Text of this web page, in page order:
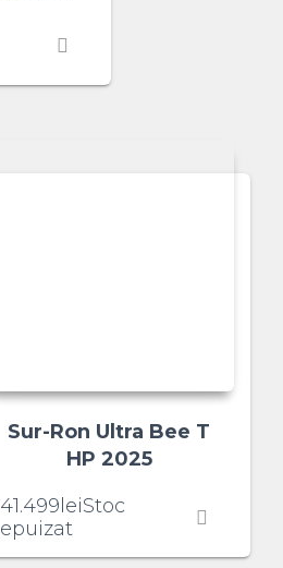
Sur-Ron Ultra Bee T
HP 2025
41.499 leiStoc
epuizat